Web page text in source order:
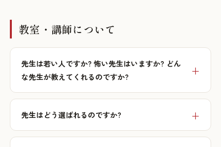
教室・講師について
先生は若い人ですか? 怖い先生はいますか? どん
な先生が教えてくれるのですか?
先生はどう選ばれるのですか?